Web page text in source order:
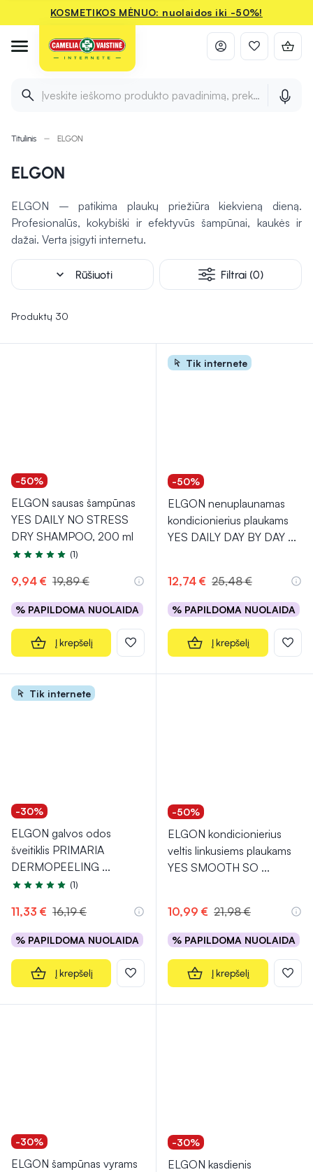
KOSMETIKOS MĖNUO: nuolaidos iki -50%!
Įveskite ieškomo produkto pavadinimą, prekės ženklą ir
Titulinis ELGON
ELGON
ELGON – patikima plaukų priežiūra kiekvieną dieną.
Profesionalūs, kokybiški ir efektyvūs šampūnai, kaukės ir
dažai. Verta įsigyti internetu.
expand_more Rūšiuoti Filtrai (0)
Produktų 30
-50%
ELGON sausas šampūnas
YES DAILY NO STRESS
DRY SHAMPOO, 200 ml
Įvertinimas 5.0 iš 5
(1)
9,94 € 19,89 €
% PAPILDOMA NUOLAIDA
Į krepšelį
Tik internete
-50%
ELGON nenuplaunamas
kondicionierius plaukams
YES DAILY DAY BY DAY ...
12,74 € 25,48 €
% PAPILDOMA NUOLAIDA
Į krepšelį
Tik internete
-30%
ELGON galvos odos
šveitiklis PRIMARIA
DERMOPEELING ...
Įvertinimas 5.0 iš 5
(1)
11,33 € 16,19 €
% PAPILDOMA NUOLAIDA
Į krepšelį
-50%
ELGON kondicionierius
veltis linkusiems plaukams
YES SMOOTH SO ...
10,99 € 21,98 €
% PAPILDOMA NUOLAIDA
Į krepšelį
-30%
ELGON šampūnas vyrams
-30%
ELGON kasdienis